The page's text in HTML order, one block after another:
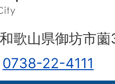
山県御坊市薗
0738-22-4111